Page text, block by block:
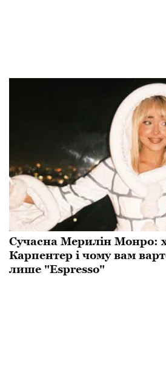
Сучасна Мерилін Монро:
Карпентер і чому вам
лише "Espresso"